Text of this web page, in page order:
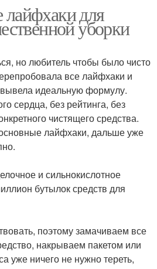
для
уборки
но любитель чтобы было чисто
все лайфхаки и
идеальную формулу.
сердца, без рейтинга, без
чистящего средства.
лайфхаки, дальше уже
и сильнокислотное
бутылок средств для
поэтому замачиваем все
накрываем пакетом или
уже ничего не нужно тереть,